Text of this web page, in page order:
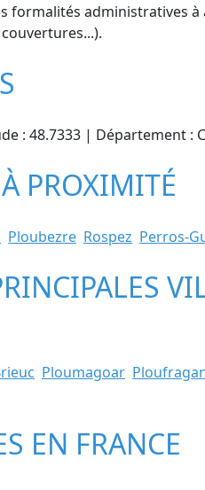
formalités administratives
: 48.7333 | Département :
PROXIMITÉ
Ploubezre Rospez Perros-
Ploumagoar
EN FRANCE